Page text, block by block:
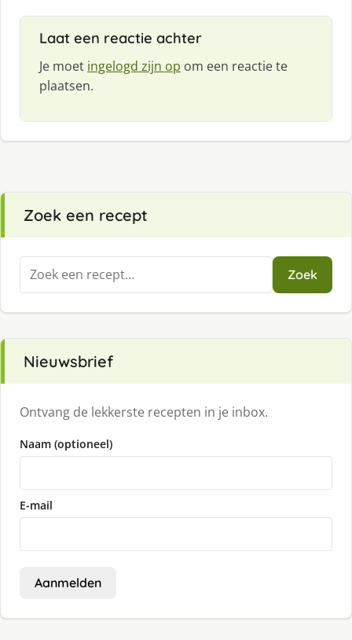
Laat een reactie achter
Je moet ingelogd zijn op om een reactie te
plaatsen.
Zoek een recept
Zoeken
naar:
Zoek
Nieuwsbrief
Ontvang de lekkerste recepten in je inbox.
Naam (optioneel)
E-mail
Aanmelden